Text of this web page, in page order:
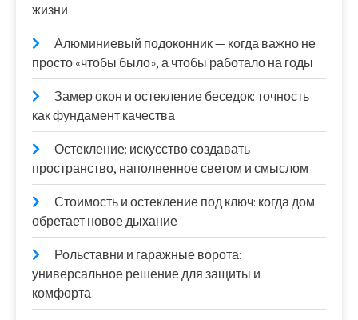
жизни
Алюминиевый подоконник — когда важно не
просто «чтобы было», а чтобы работало на годы
Замер окон и остекление беседок: точность
как фундамент качества
Остекление: искусство создавать
пространство, наполненное светом и смыслом
Стоимость и остекление под ключ: когда дом
обретает новое дыхание
Рольставни и гаражные ворота:
универсальное решение для защиты и
комфорта